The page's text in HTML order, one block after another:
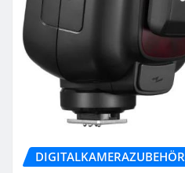
DIGITALKAMERAZUBEHÖR